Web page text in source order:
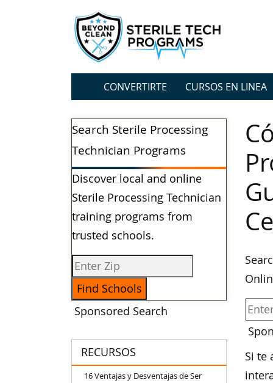
CONVERTIRTE CURSOS EN LINEA
Search Sterile Processing
Technician Programs
Discover local and online
Sterile Processing Technician
training programs from
trusted schools.
Sponsored Search
RECURSOS
16 Ventajas y Desventajas de Ser
Si te